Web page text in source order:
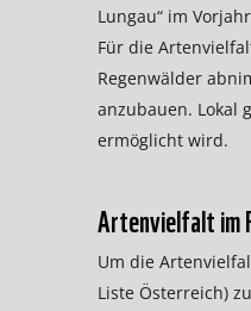
Lungau“ im
Für die
Regenwälder
anzubauen. Lokal
ermöglicht wird.
Artenvielfalt im
Um die
Liste Österreich)